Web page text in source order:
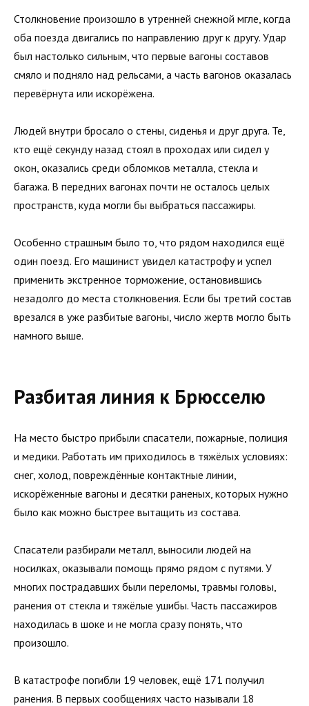
Столкновение произошло в утренней снежной мгле, когда
оба поезда двигались по направлению друг к другу. Удар
был настолько сильным, что первые вагоны составов
смяло и подняло над рельсами, а часть вагонов оказалась
перевёрнута или искорёжена.
Людей внутри бросало о стены, сиденья и друг друга. Те,
кто ещё секунду назад стоял в проходах или сидел у
окон, оказались среди обломков металла, стекла и
багажа. В передних вагонах почти не осталось целых
пространств, куда могли бы выбраться пассажиры.
Особенно страшным было то, что рядом находился ещё
один поезд. Его машинист увидел катастрофу и успел
применить экстренное торможение, остановившись
незадолго до места столкновения. Если бы третий состав
врезался в уже разбитые вагоны, число жертв могло быть
намного выше.
Разбитая линия к Брюсселю
На место быстро прибыли спасатели, пожарные, полиция
и медики. Работать им приходилось в тяжёлых условиях:
снег, холод, повреждённые контактные линии,
искорёженные вагоны и десятки раненых, которых нужно
было как можно быстрее вытащить из состава.
Спасатели разбирали металл, выносили людей на
носилках, оказывали помощь прямо рядом с путями. У
многих пострадавших были переломы, травмы головы,
ранения от стекла и тяжёлые ушибы. Часть пассажиров
находилась в шоке и не могла сразу понять, что
произошло.
В катастрофе погибли 19 человек, ещё 171 получил
ранения. В первых сообщениях часто называли 18